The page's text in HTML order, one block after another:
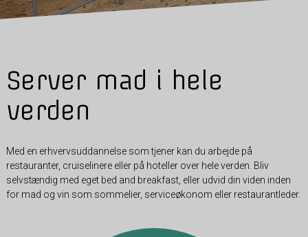
Server mad i hele
verden
Med en erhvervsuddannelse som tjener kan du arbejde på
restauranter, cruiselinere eller på hoteller over hele verden. Bliv
selvstændig med eget bed and breakfast, eller udvid din viden inden
for mad og vin som sommelier, serviceøkonom eller restaurantleder.